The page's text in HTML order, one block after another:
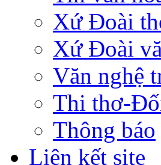
Xứ Đoài
Xứ Đoài
Văn nghệ
Thi thơ-
Thông báo
Liên kết site